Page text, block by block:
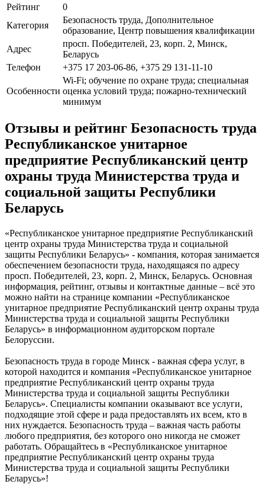
Рейтинг
0
Категория
Безопасность труда, Дополнительное
образование, Центр повышения квалификации
Адрес
просп. Победителей, 23, корп. 2, Минск,
Беларусь
Телефон
+375 17 203-06-86, +375 29 131-11-10
Особенности
Wi-Fi; обучение по охране труда; специальная
оценка условий труда; пожарно-технический
минимум
Отзывы и рейтинг Безопасность труда
Республиканское унитарное
предприятие Республиканский центр
охраны труда Министерства труда и
социальной защиты Республики
Беларусь
«Республиканское унитарное предприятие Республиканский
центр охраны труда Министерства труда и социальной
защиты Республики Беларусь» - компания, которая занимается
обеспечением безопасности труда, находящаяся по адресу
просп. Победителей, 23, корп. 2, Минск, Беларусь. Основная
информация, рейтинг, отзывы и контактные данные – всё это
можно найти на странице компании «Республиканское
унитарное предприятие Республиканский центр охраны труда
Министерства труда и социальной защиты Республики
Беларусь» в информационном аудиторском портале
Белоруссии.
Безопасность труда в городе Минск - важная сфера услуг, в
которой находится и компания «Республиканское унитарное
предприятие Республиканский центр охраны труда
Министерства труда и социальной защиты Республики
Беларусь». Специалисты компании оказывают все услуги,
подходящие этой сфере и рада предоставлять их всем, кто в
них нуждается. Безопасность труда – важная часть работы
любого предприятия, без которого оно никогда не сможет
работать. Обращайтесь в «Республиканское унитарное
предприятие Республиканский центр охраны труда
Министерства труда и социальной защиты Республики
Беларусь»!